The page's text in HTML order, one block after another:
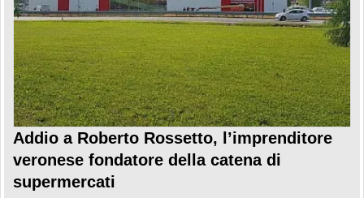
Addio a Roberto Rossetto, l’imprenditore
veronese fondatore della catena di
supermercati